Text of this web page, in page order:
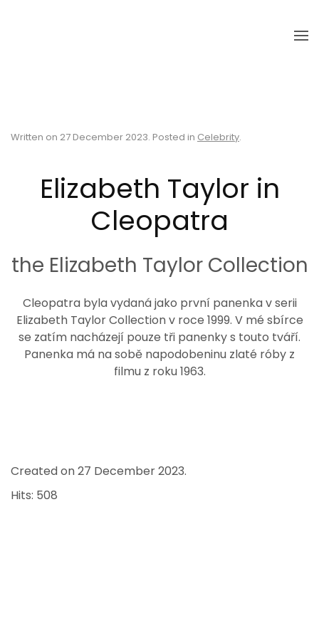
Written on 27 December 2023. Posted in Celebrity.
Elizabeth Taylor in
Cleopatra
the Elizabeth Taylor Collection
Cleopatra byla vydaná jako první panenka v serii
Elizabeth Taylor Collection v roce 1999. V mé sbírce
se zatím nacházejí pouze tři panenky s touto tváří.
Panenka má na sobě napodobeninu zlaté róby z
filmu z roku 1963.
Created on27 December 2023.
Hits: 508